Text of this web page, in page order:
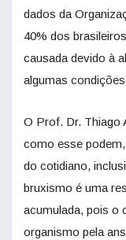
dados da
40% dos
causada devido à
algumas
O Prof. Dr. Thiago
como esse
do cotidiano,
bruxismo é uma
acumulada, pois o
organismo pela